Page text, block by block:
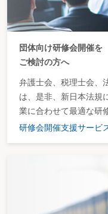
被後見人の介護をしている親
被後見人の第二子の結婚に当
められた場合
る場合
被後見人の親族から、扶養し
被後見人が加入している保険
損失が出続けている被後見人
値下がりが続いている被後見
被後見人の生活費捻出のため
る場合
生活費捻出のため、「後見人
被後見人が株主として議決権
被後見人の財産から税金や社
【趣味・嗜好のための費消】
被後見人の趣味であるパチン
団体向け研修会開催を
ご検討の方へ
弁護士会、税理士会、
は、是非、新日本法規
業に合わせて最適な研
研修会開催支援サービ